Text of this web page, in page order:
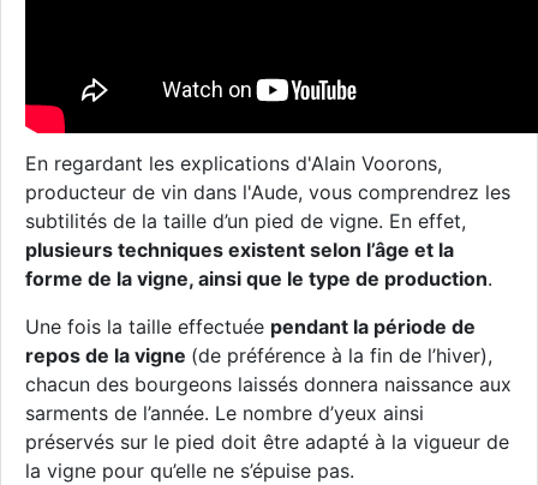
En regardant les explications d'Alain Voorons,
producteur de vin dans l'Aude, vous comprendrez les
subtilités de la taille d’un pied de vigne. En effet,
plusieurs techniques existent selon l’âge et la
forme de la vigne, ainsi que le type de production.
Une fois la taille effectuée pendant la période de
repos de la vigne (de préférence à la fin de l’hiver),
chacun des bourgeons laissés donnera naissance aux
sarments de l’année. Le nombre d’yeux ainsi
préservés sur le pied doit être adapté à la vigueur de
la vigne pour qu’elle ne s’épuise pas.